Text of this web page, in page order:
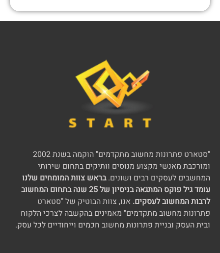
"סטארט פתרונות מחשוב מתקדמים" הוקמה בשנת 2002
ומורכבת מאנשי מקצוע מנוסים וותיקים בתחום שירותי
המחשבים לעסקים רבים ושונים.בראש צוות המומחים שלנו
עומד גיל פוקס המתגאה בניסיון של 25 שנה בתחום המחשוב
לרבות המחשוב לעסקים. אנו, צוות הבוטיק של "סטארט
פתרונות מחשוב מתקדמים" מאמינים בהקשבה לצרכי הלקוח
ובית העסק ובניית פתרונות מחשוב חכמים וייחודיים לכל עסק.